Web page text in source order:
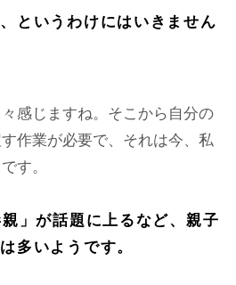
というわけにはいきません
感じますね。そこから自分の
作業が必要で、それは今、私
す。
が話題に上るなど、親子
多いようです。